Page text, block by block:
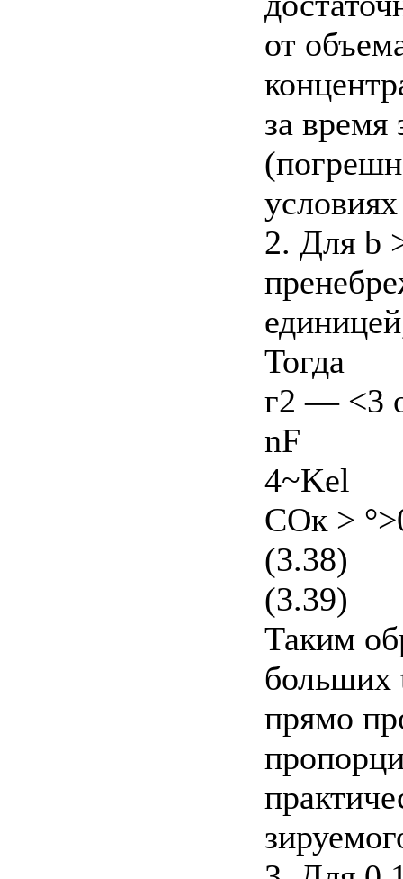
от
за время
2. Для b
Тогда
г2 — <3
nF
4~Kel
СОк >
(3.38)
(3.39)
Таким
больших
прямо